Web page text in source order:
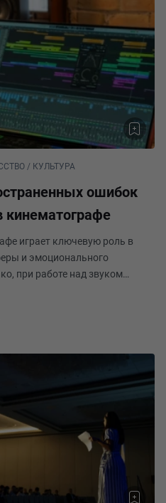
/ КУЛЬТУРА
ошибок
кинематографе
играет ключевую роль в
и эмоционального
при работе над звуком
повлиять на итоговое кач